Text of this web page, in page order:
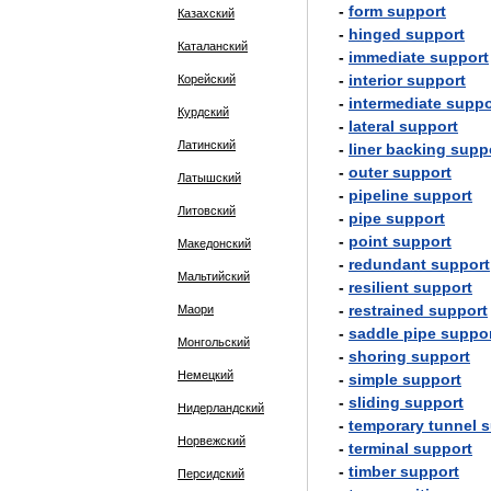
Казахский
Каталанский
Корейский
Курдский
Латинский
Латышский
Литовский
Македонский
Мальтийский
Маори
Монгольский
Немецкий
Нидерландский
Норвежский
Персидский
- form support
- hinged support
- immediate support
- interior support
- intermediate
- lateral support
- liner backing
- outer support
- pipeline support
- pipe support
- point support
- redundant support
- resilient support
- restrained support
- saddle pipe
- shoring support
- simple support
- sliding support
- temporary tunnel
- terminal support
- timber support